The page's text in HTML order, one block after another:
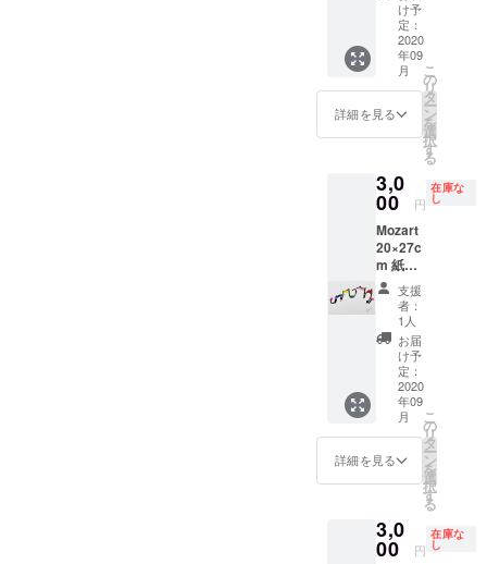
水彩紙
にアク
リル、
イン
ク、水
彩を主
に使用
しま
す。 紙
でのお
渡しで
す。フ
レーム
などは
ご用意
くださ
い。 仕
上がり
次第発
送致し
ます。
少々お
時間を
いただ
きま
す。
JEUNE
HOMM
E 2020
130×14
0cm
キャン
バスに
アクリ
ル、イ
け予
定：
2020
年09
月
詳細を見る
こ
の
リ
タ
ー
ン
を
選
択
す
る
3,0
00 円
在庫な
し
Mozart
20×27c
m 紙に
アクリ
ル、イ
ンク
支援
者：
1人
お届
け予
定：
2020
年09
月
詳細を見る
こ
の
リ
タ
ー
ン
を
選
択
す
る
3,0
00 円
在庫な
し